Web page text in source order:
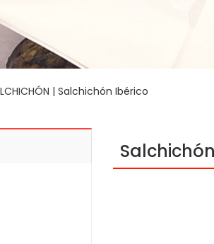
| Salchichón Ibérico